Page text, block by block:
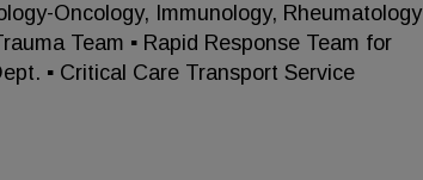
Oncology, Immunology, Rheumatology
Team ▪ Rapid Response Team for
▪ Critical Care Transport Service